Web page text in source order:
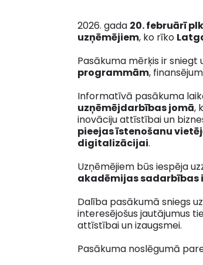
2026. gada 20. februārī
uzņēmējiem, ko rīko
Pasākuma mērķis ir
programmām,
Informatīvā pasākuma
uzņēmējdarbības jomā,
inovāciju attīstībai un
pieejas īstenošanu
digitalizācijai.
Uzņēmējiem būs iespēja
akadēmijas sadarbības
Dalība pasākumā sniegs
interesējošus jautājumus
attīstībai un izaugsmei.
Pasākuma noslēgumā